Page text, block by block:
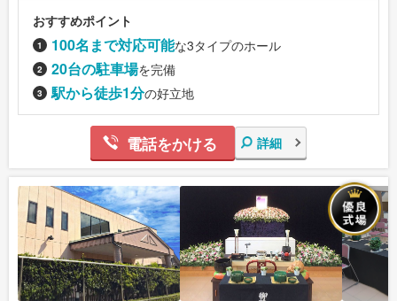
おすすめポイント
100名まで対応可能な3タイプのホール
20台の駐車場を完備
駅から徒歩1分の好立地
電話をかける 詳細